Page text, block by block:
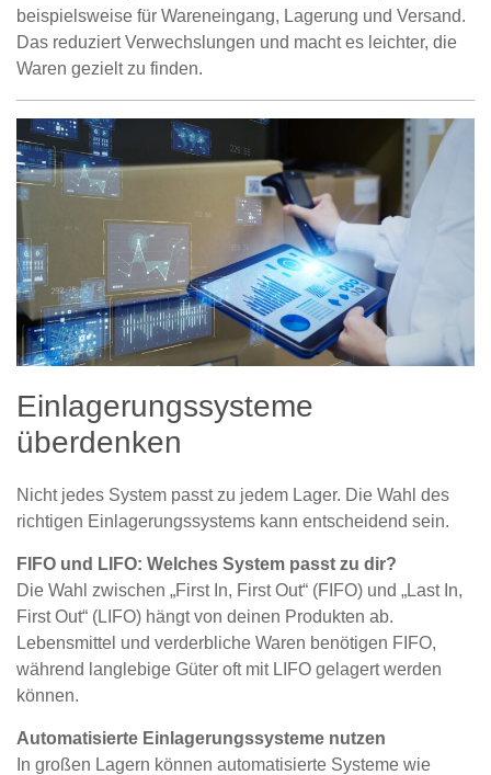
beispielsweise für Wareneingang, Lagerung und Versand.
Das reduziert Verwechslungen und macht es leichter, die
Waren gezielt zu finden.
Einlagerungssysteme
überdenken
Nicht jedes System passt zu jedem Lager. Die Wahl des
richtigen Einlagerungssystems kann entscheidend sein.
FIFO und LIFO: Welches System passt zu dir?
Die Wahl zwischen „First In, First Out“ (FIFO) und „Last In,
First Out“ (LIFO) hängt von deinen Produkten ab.
Lebensmittel und verderbliche Waren benötigen FIFO,
während langlebige Güter oft mit LIFO gelagert werden
können.
Automatisierte Einlagerungssysteme nutzen
In großen Lagern können automatisierte Systeme wie